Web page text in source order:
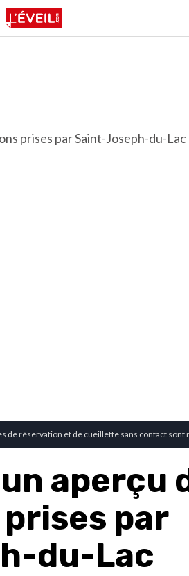
de réservation et de cueillette sans contact sont
aperçu
par
du-Lac